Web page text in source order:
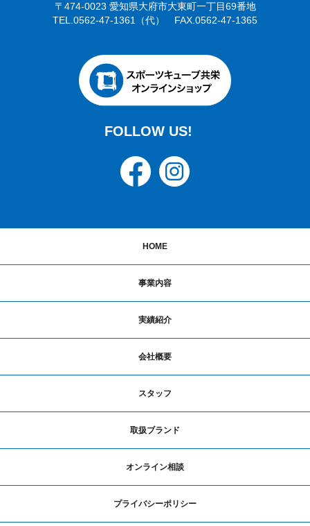
〒474-0023 愛知県大府市大東町一丁目69番地
TEL.0562-47-1361（代） FAX.0562-47-1365
FOLLOW US!
HOME
事業内容
実績紹介
会社概要
スタッフ
取扱ブランド
オンライン相談
プライバシーポリシー